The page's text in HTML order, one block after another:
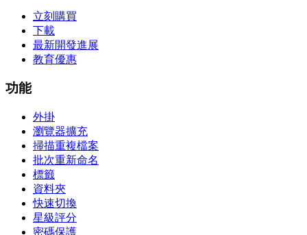
立刻購買
下載
最新開發進展
教育優惠
功能
外掛
瀏覽器擴充
掃描重複檔案
批次重新命名
標籤
資料夾
快速切換
星級評分
密碼保護